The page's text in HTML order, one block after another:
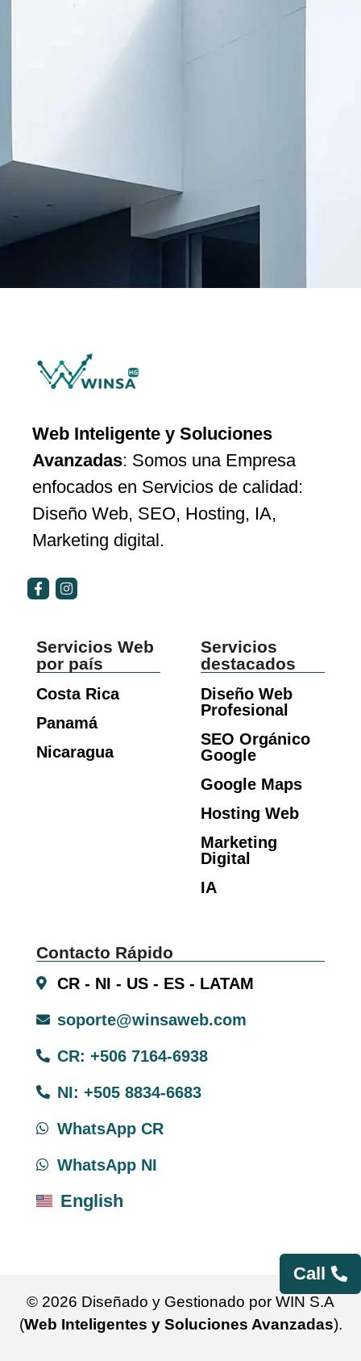
Web Inteligente y Soluciones
Avanzadas: Somos una Empresa
enfocados en Servicios de calidad:
Diseño Web, SEO, Hosting, IA,
Marketing digital.
Servicios Web
por país
Costa Rica
Panamá
Nicaragua
Servicios
destacados
Diseño Web
Profesional
SEO Orgánico
Google
Google Maps
Hosting Web
Marketing
Digital
IA
Contacto Rápido
CR - NI - US - ES - LATAM
soporte@winsaweb.com
CR: +506 7164-6938
NI: +505 8834-6683
WhatsApp CR
WhatsApp NI
English
© 2026 Diseñado y Gestionado por WIN S.A
(Web Inteligentes y Soluciones Avanzadas).
Call